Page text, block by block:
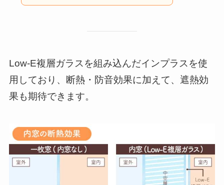
Low-E複層ガラスを組み込んだインプラスを使
用しており、断熱・防音効果に加えて、遮熱効
果も期待できます。